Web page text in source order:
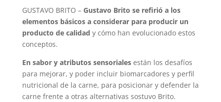
GUSTAVO BRITO – Gustavo Brito se refirió a los
elementos básicos a considerar para producir un
producto de calidad y cómo han evolucionado estos
conceptos.
En sabor y atributos sensorialesestán los desafíos
para mejorar, y poder incluir biomarcadores y perfil
nutricional de la carne, para posicionar y defender la
carne frente a otras alternativas sostuvo Brito.